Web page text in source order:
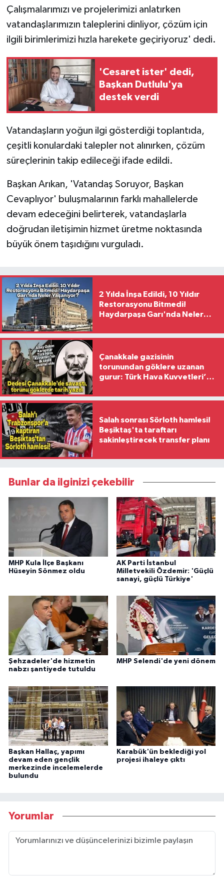
Çalışmalarımızı ve projelerimizi anlatırken
vatandaşlarımızın taleplerini dinliyor, çözüm için
ilgili birimlerimizi hızla harekete geçiriyoruz' dedi.
'Cesaret ister' dedi,
Başkan Dutlulu'ya
destek verdi
Vatandaşların yoğun ilgi gösterdiği toplantıda,
çeşitli konulardaki talepler not alınırken, çözüm
süreçlerinin takip edileceği ifade edildi.
Başkan Arıkan, 'Vatandaş Soruyor, Başkan
Cevaplıyor' buluşmalarının farklı mahallelerde
devam edeceğini belirterek, vatandaşlarla
doğrudan iletişimin hizmet üretme noktasında
büyük önem taşıdığını vurguladı.
2 Yılda İnşa Edildi, 10 Yıldır
Restorasyonu Bitmedi!
Haydarpaşa Garı'nda Neler
Çanakkale gazisinin
torunundan göklere uzanan
gurur: Türk Hava Kuvvetleri’nin
Salah sonrası Sörloth hamlesi!
Beşiktaş'ta taraftarı
sakinleştirecek transfer planı
Bunlar da ilginizi çekebilir
MHP Kula İlçe Başkanı
Hüseyin Sönmez oldu
AK Parti İstanbul
Milletvekili Özdemir: 'Güçlü
sanayi, güçlü Türkiye'
Şehzadeler'de hizmetin
nabzı şantiyede tutuldu
MHP Selendi'de yeni dönem
Başkan Hallaç, yapımı
devam eden gençlik
merkezinde incelemelerde
bulundu
Karabük'ün beklediği yol
projesi ihaleye çıktı
Yorumlar